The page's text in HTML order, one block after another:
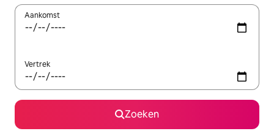
Aankomst
Vertrek
Zoeken